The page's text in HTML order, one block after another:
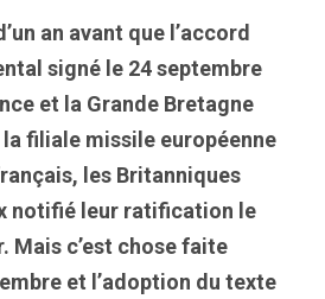
an avant que l’accord
signé le 24 septembre
et la Grande Bretagne
filiale missile européenne
les Britanniques
notifié leur ratification le
Mais c’est chose faite
et l’adoption du texte